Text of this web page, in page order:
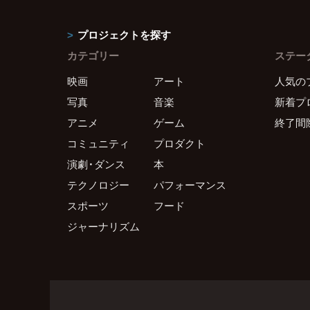
プロジェクトを探す
カテゴリー
映画
アート
写真
音楽
アニメ
ゲーム
コミュニティ
プロダクト
演劇・ダンス
本
テクノロジー
パフォーマンス
スポーツ
フード
ジャーナリズム
ステー
人気の
新着プ
終了間